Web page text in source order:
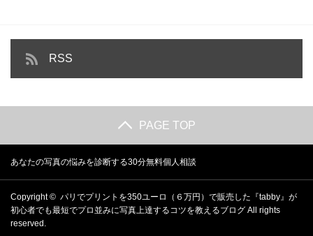
RSS
PAGE TOP
あなたの写真の悩みを診断する30分無料個人相談
Copyright © パリでプリントを350ユーロ（６万円）で販売した『tabby』が
初心者でも最短でプロ並みに写真上達するコツを教えるブログ All rights
reserved.